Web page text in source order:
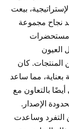
بيعت
نجاح مجموعة
مستحضرات
العيون
المنتجات. كان
مما ساعد
بالتعاون مع
الإصدار.
التفرد وساعدت